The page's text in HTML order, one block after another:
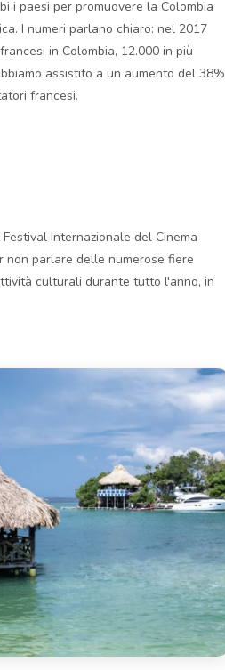
i paesi per promuovere la Colombia
I numeri parlano chiaro: nel 2017
in Colombia, 12.000 in più
assistito a un aumento del 38%
francesi.
Internazionale del Cinema
non parlare delle numerose fiere
culturali durante tutto l'anno, in